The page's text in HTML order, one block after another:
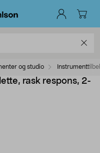
og studio
rask respons, 2-